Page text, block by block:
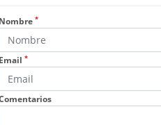
Nombre *
Email *